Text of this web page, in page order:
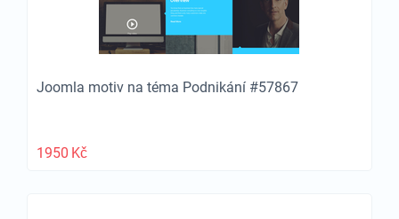
Joomla motiv na téma Podnikání #57867
1950 Kč